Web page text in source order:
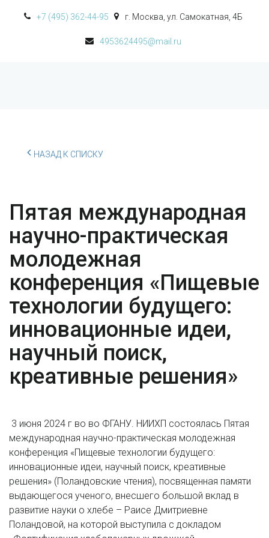
+7 (495) 362-44-95 г. Москва ул. Самокатная, 4Б
4953624495@mail.ru
НАЗАД К СПИСКУ
Пятая международная
научно-практическая
молодежная
конференция «Пищевые
технологии будущего:
инновационные идеи,
научный поиск,
креативные решения»
3 июня 2024 г во во ФГАНУ. НИИХП состоялась Пятая
международная научно-практическая молодежная
конференция «Пищевые технологии будущего:
инновационные идеи, научный поиск, креативные
решения» (Поландовские чтения), посвященная памяти
выдающегося ученого, внесшего большой вклад в
развитие науки о хлебе – Раисе Дмитриевне
Поландовой, на которой выступила с докладом